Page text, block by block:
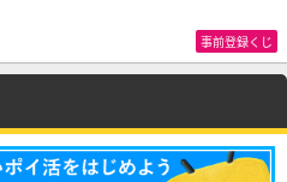
事前登録くじ